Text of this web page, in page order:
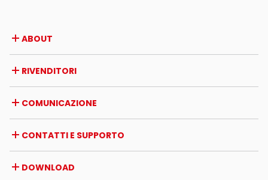
ABOUT
Premi e riconoscimenti
Opportunità di lavoro
Certificazioni
RIVENDITORI
Estero
Iniziative dei rivenditori
COMUNICAZIONE
News
Rassegna stampa
CONTATTI E SUPPORTO
Garanzia
DOWNLOAD